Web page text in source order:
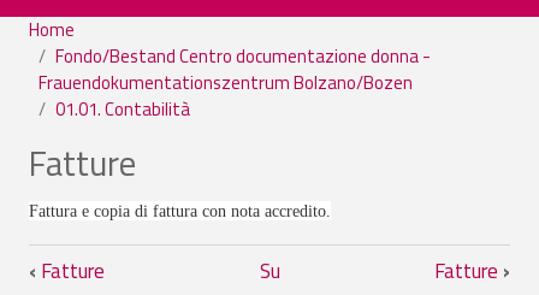
Home
Fondo/Bestand Centro documentazione donna -
Frauendokumentationszentrum Bolzano/Bozen
01.01. Contabilità
Fatture
Fattura e copia di fattura con nota accredito.
Link di attraversamento del book per
‹ Fatture Su Fatture ›